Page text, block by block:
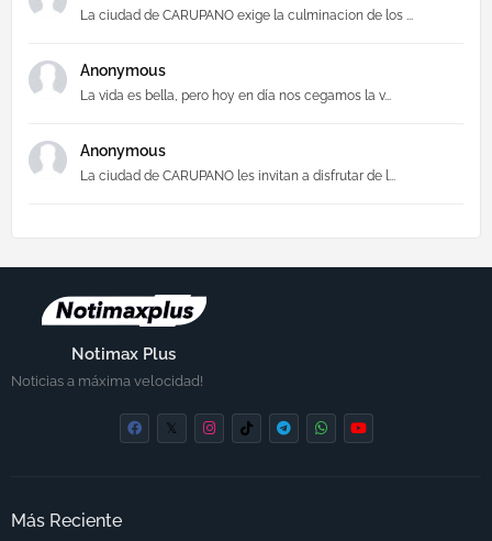
La ciudad de CARUPANO exige la culminacion de los ...
Anonymous
La vida es bella, pero hoy en día nos cegamos la v...
Anonymous
La ciudad de CARUPANO les invitan a disfrutar de l...
Notimax Plus
Noticias a máxima velocidad!
Más Reciente